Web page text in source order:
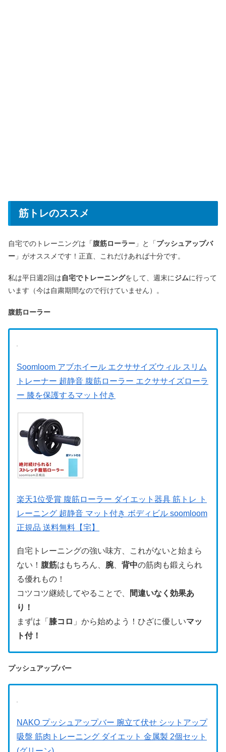
筋トレのススメ
自宅でのトレーニングは「腹筋ローラー 」と「プッシュアップバ
ー 」がオススメです！正直、これだけあれば十分です。
私は平日週2回は自宅でトレーニングをして、週末にジムに行って
います（今は自粛期間なので行けていません）。
腹筋ローラー
Soomloom アブホイール エクササイズウィル スリム
トレーナー 超静音 腹筋ローラー エクササイズローラ
ー 膝を保護するマット付き
楽天1位受賞 腹筋ローラー ダイエット器具 筋トレ ト
レーニング 超静音 マット付き ボディビル soomloom
正規品 送料無料【宅】
自宅トレーニングの強い味方、これがないと始まら
ない！ 腹筋はもちろん、 腕、 背中の筋肉も鍛えられ
る優れもの！
コツコツ継続してやることで、
間違いなく効果あ
り！
まずは「 膝コロ 」から始めよう！ ひざに優しいマッ
ト付！
プッシュアップバー
NAKO プッシュアップバー 腕立て伏せ シットアップ
吸盤 筋肉トレーニング ダイエット 金属製 2個セット